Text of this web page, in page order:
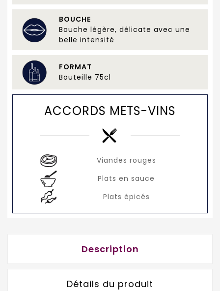
BOUCHE
Bouche légère, délicate avec une
belle intensité
FORMAT
Bouteille 75cl
ACCORDS METS-VINS
Viandes rouges
Plats en sauce
Plats épicés
Description
Détails du produit